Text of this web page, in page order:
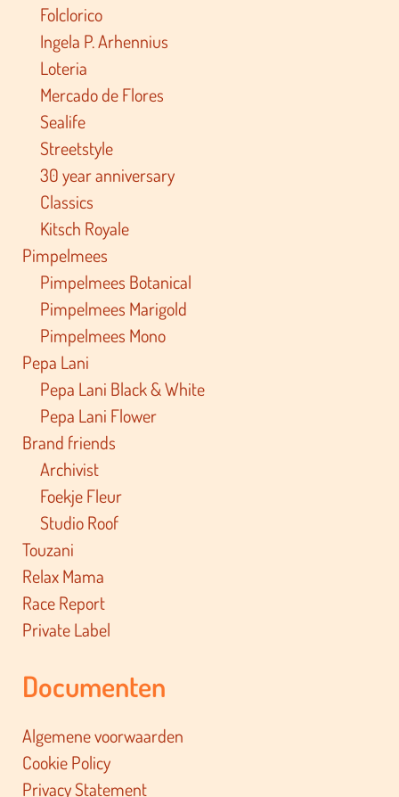
Folclorico
Ingela P. Arhennius
Loteria
Mercado de Flores
Sealife
Streetstyle
30 year anniversary
Classics
Kitsch Royale
Pimpelmees
Pimpelmees Botanical
Pimpelmees Marigold
Pimpelmees Mono
Pepa Lani
Pepa Lani Black & White
Pepa Lani Flower
Brand friends
Archivist
Foekje Fleur
Studio Roof
Touzani
Relax Mama
Race Report
Private Label
Documenten
Algemene voorwaarden
Cookie Policy
Privacy Statement